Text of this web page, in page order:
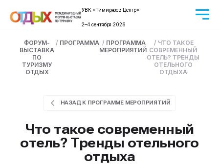
УВК «Тимирязев Центр»
2–4 сентября 2026
ФОРУМ-
ВЫСТАВКА
ПО
ТУРИЗМУ
ОТДЫХ
/ ПРОГРАММА / ПРОГРАММА
МЕРОПРИЯТИЙ
/ ЧТО ТАКОЕ
СОВРЕМЕННЫЙ
ОТЕЛЬ? ТРЕНДЫ
ОТЕЛЬНОГО
ОТДЫХА
НАЗАД К ПРОГРАММЕ МЕРОПРИЯТИЙ
Что такое современный
отель? Тренды отельного
отдыха